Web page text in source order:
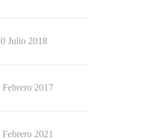
Julio 2018
Febrero 2017
Febrero 2021